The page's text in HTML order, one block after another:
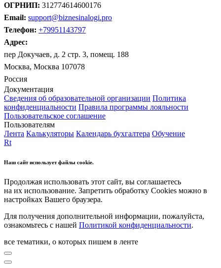
ОГРНИП: 312774614600176
Email: support@biznesinalogi.pro
Телефон: +79951143797
Адрес:
пер Докучаев, д. 2 стр. 3, помещ. 188
Москва, Москва 107078
Россия
Документация
Сведения об образовательной организации Политика
конфиденциальности Правила программы лояльности
Пользовательское соглашение
Пользователям
Лента Калькуляторы Календарь бухгалтера Обучение
Rt
Наш сайт использует файлы cookie.
Продолжая использовать этот сайт, вы соглашаетесь
на их использование. Запретить обработку Cookies можно в
настройках Вашего браузера.
Для получения дополнительной информации, пожалуйста,
ознакомьтесь с нашей Политикой конфиденциальности.
все тематики, о которых пишем в ленте